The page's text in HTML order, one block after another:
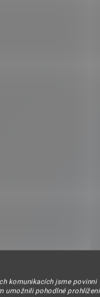
komunikacích jsme povinni
umožnili pohodlné prohlížení